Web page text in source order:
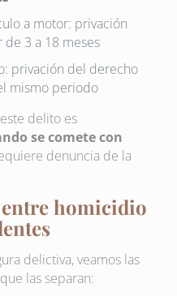
a motor: privación
3 a 18 meses
privación del derecho
mismo periodo
delito es
se comete con
denuncia de la
homicidio
delictiva, veamos las
las separan: